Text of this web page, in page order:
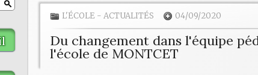
L'ÉCOLE - ACTUALITÉS 04/09/2020
Du changement dans l'équipe
l'école de MONTCET